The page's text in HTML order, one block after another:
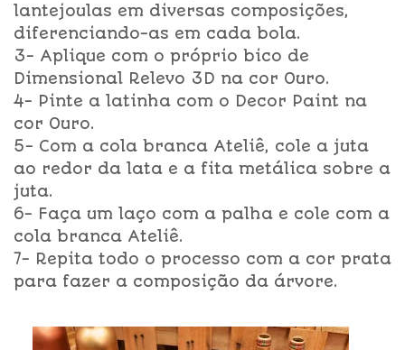
lantejoulas em diversas composições,
diferenciando-as em cada bola.
3- Aplique com o próprio bico de
Dimensional Relevo 3D na cor Ouro.
4- Pinte a latinha com o Decor Paint na
cor Ouro.
5- Com a cola branca Ateliê, cole a juta
ao redor da lata e a fita metálica sobre a
juta.
6- Faça um laço com a palha e cole com a
cola branca Ateliê.
7- Repita todo o processo com a cor prata
para fazer a composição da árvore.